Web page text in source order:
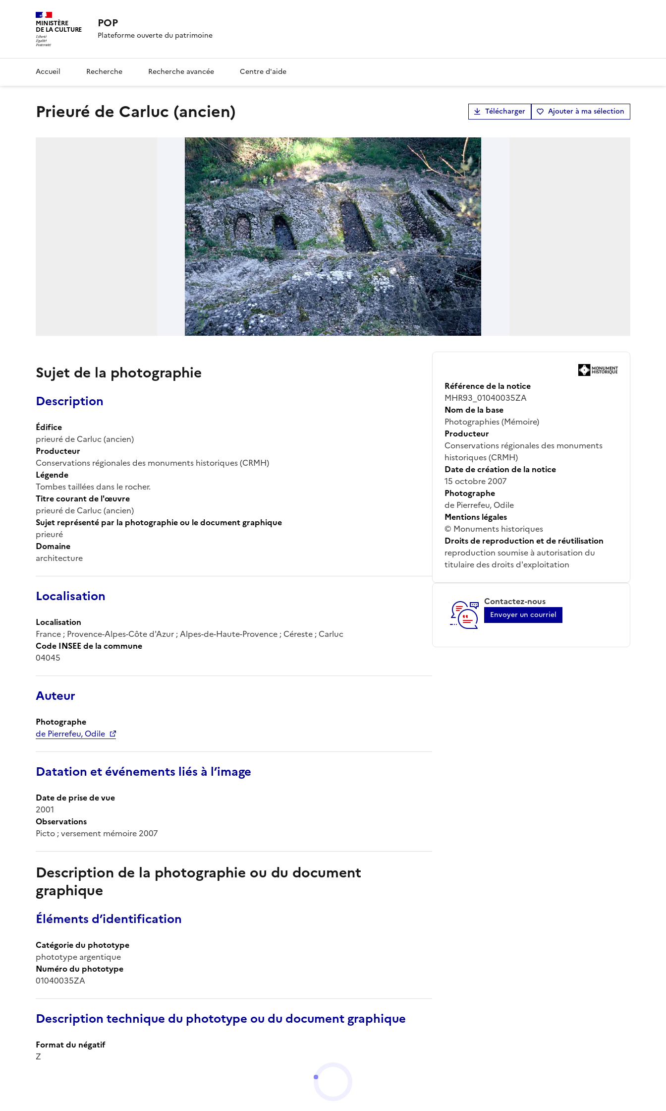
MINISTÈRE
DE LA CULTURE POP
Plateforme ouverte du patrimoine
Accueil Recherche Recherche avancée Centre d'aide
prieuré de Carluc (ancien) Télécharger Ajouter à ma sélection
Sujet de la photographie
Description
Édifice
prieuré de Carluc (ancien)
Producteur
Conservations régionales des monuments historiques (CRMH)
Légende
Tombes taillées dans le rocher.
Titre courant de l'œuvre
prieuré de Carluc (ancien)
Sujet représenté par la photographie ou le document graphique
prieuré
Domaine
architecture
Localisation
Localisation
France ; Provence-Alpes-Côte d'Azur ; Alpes-de-Haute-Provence ; Céreste ; Carluc
Code INSEE de la commune
04045
Auteur
Photographe
de Pierrefeu, Odile
Datation et événements liés à l’image
Date de prise de vue
2001
Observations
Picto ; versement mémoire 2007
Description de la photographie ou du document
graphique
Éléments d’identification
Catégorie du phototype
phototype argentique
Numéro du phototype
01040035ZA
Description technique du phototype ou du document graphique
Format du négatif
Z
Référence de la notice
MHR93_01040035ZA
Nom de la base
Photographies (Mémoire)
Producteur
Conservations régionales des monuments
historiques (CRMH)
Date de création de la notice
15 octobre 2007
Photographe
de Pierrefeu, Odile
Mentions légales
© Monuments historiques
Droits de reproduction et de réutilisation
reproduction soumise à autorisation du
titulaire des droits d'exploitation
Contactez-nous
Envoyer un courriel